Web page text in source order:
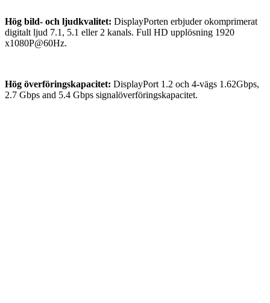
Hög bild- och ljudkvalitet: DisplayPorten erbjuder okomprimerat
digitalt ljud 7.1, 5.1 eller 2 kanals. Full HD upplösning 1920
x1080P@60Hz.
Hög överföringskapacitet: DisplayPort 1.2 och 4-vägs 1.62Gbps,
2.7 Gbps and 5.4 Gbps signalöverföringskapacitet.